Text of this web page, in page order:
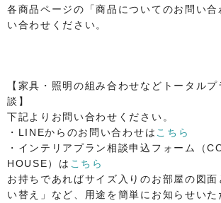
各商品ページの「商品についてのお問い合
い合わせください。
【家具・照明の組み合わせなどトータル
談】
下記よりお問い合わせください。
・LINEからのお問い合わせは こちら
・インテリアプラン相談申込フォーム（
HOUSE）は こちら
お持ちであればサイズ入りのお部屋の図面
い替え」など、用途を簡単にお知らせい